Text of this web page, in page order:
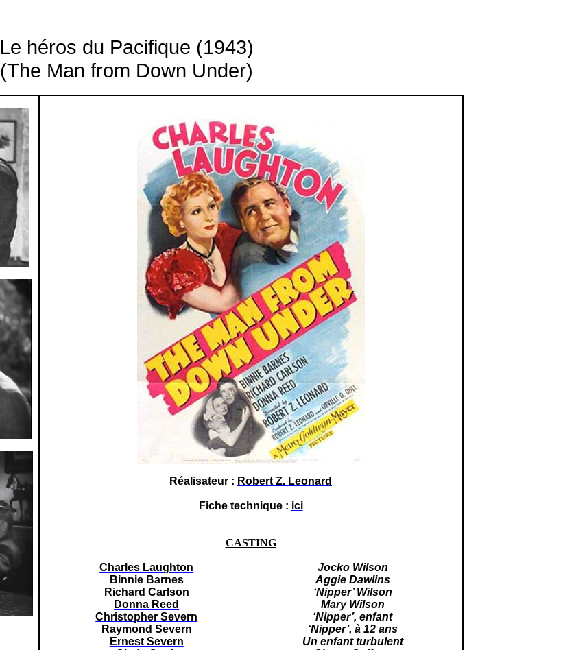
Le héros du Pacifique (1943)
(The Man from Down Under)
Réalisateur : Robert Z. Leonard
Fiche technique : ici
CASTING
Charles Laughton
Jocko Wilson
Binnie Barnes
Aggie Dawlins
Richard Carlson
‘Nipper’ Wilson
Donna Reed
Mary Wilson
Christopher Severn
‘Nipper’, enfant
Raymond Severn
‘Nipper’, à 12 ans
Ernest Severn
Un enfant turbulent